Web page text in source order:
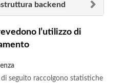
backend
l’utilizzo di
seguito raccolgono statistiche